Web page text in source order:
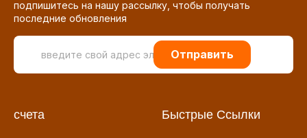
подпишитесь на нашу рассылку, чтобы получать
последние обновления
Отправить
счета Быстрые Ссылки